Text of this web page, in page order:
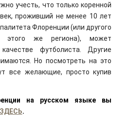
учесть, что только коренной
проживший не менее 10 лет
Флоренции (или другого
этого же региона), может
футболиста. Другие
Но посмотреть на это
все желающие, просто купив
на русском языке вы
ЗДЕСЬ.